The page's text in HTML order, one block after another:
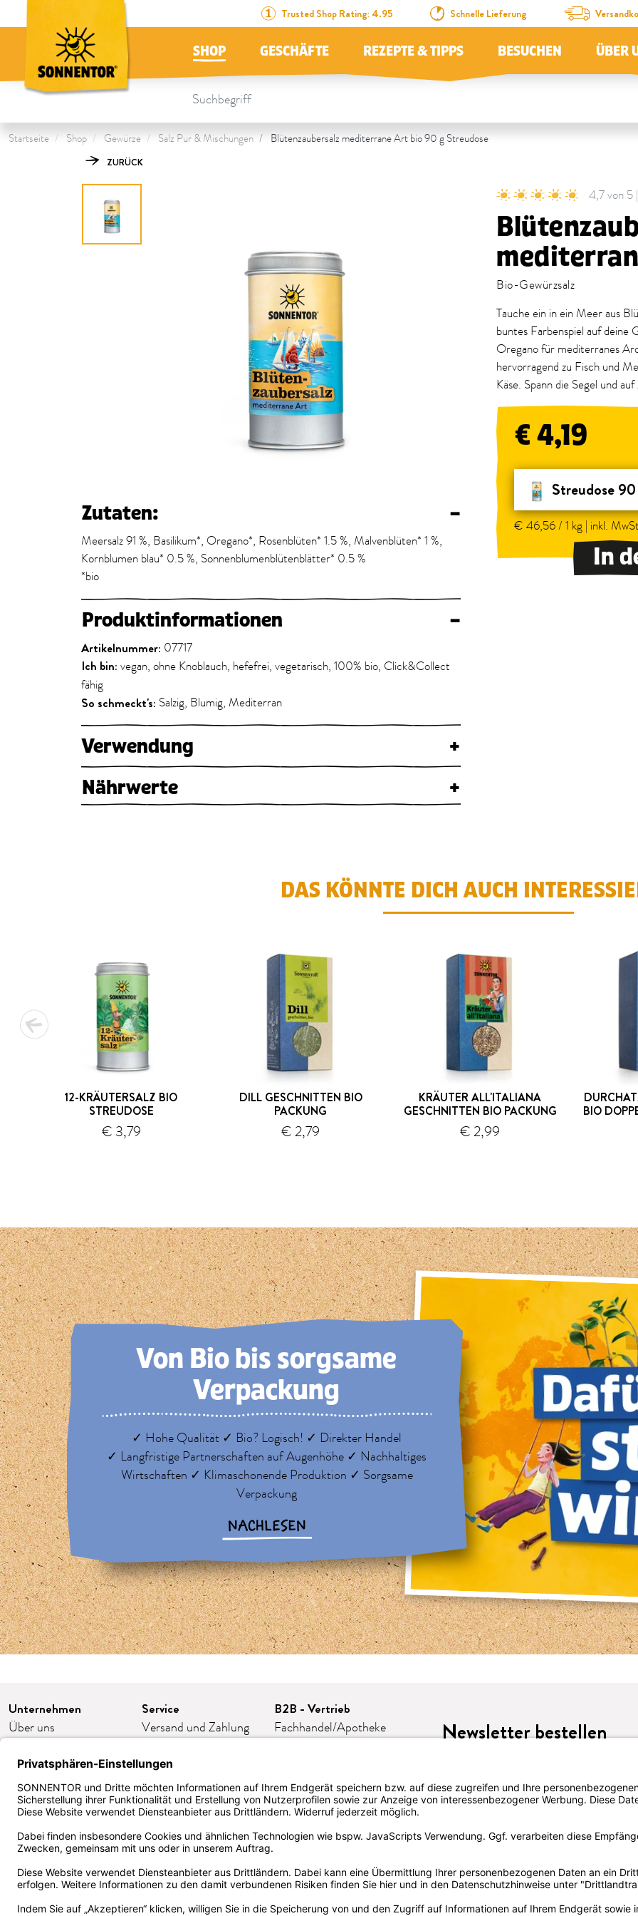
Direkt zum Inhalt
Zum Inhaltsverzeichnis
Direkt zum Menü Trusted Shop Rating: 4.95 Schnelle Lieferung
SHOP GESCHÄFTE REZEPTE & TIPPS BESUCHEN ÜBER
Table Of Content
Blütenzaubersalz mediterrane Art
Das könnte Dich auch interessieren
Startseite Shop Gewürze Salz Pur & Mischungen Blütenzaubersalz mediterrane Art bio 90 g Streudose
ZURÜCK
Zutaten: –
Meersalz 91 %, Basilikum*, Oregano*, Rosenblüten* 1.5 %, Malvenblüten* 1 %,
Kornblumen blau* 0.5 %, Sonnenblumenblütenblätter* 0.5 %
*bio
Produktinformationen –
Artikelnummer: 07717
Ich bin: vegan, ohne Knoblauch, hefefrei, vegetarisch, 100% bio, Click&Collect
fähig
So schmeckt's: Salzig, Blumig, Mediterran
Verwendung
+
Nährwerte
+
4,7 von 5
Bio-Gewürzsalz
Tauche ein in ein Meer aus
buntes Farbenspiel auf deine
Oregano für mediterranes
hervorragend zu Fisch und
Käse. Spann die Segel und
€ 4,19
Streudose
€ 46,56 / 1 kg | inkl.
In
DAS KÖNNTE DICH AUCH
12-KRÄUTERSALZ BIO
STREUDOSE
€ 3,79Versand
DILL GESCHNITTEN BIO
PACKUNG
€ 2,79Versand
KRÄUTER ALL'ITALIANA
GESCHNITTEN BIO PACKUNG
€ 2,99Versand
BIO
Von Bio bis sorg­same
Verpackung
✓ Hohe Qualität ✓ Bio? Logisch! ✓ Direkter Handel
✓ Langfristige Partnerschaften auf Augenhöhe ✓ Nachhaltiges
Wirtschaften ✓ Klimaschonende Produktion ✓ Sorgsame
Verpackung
NACHLESEN
Unternehmen
Über uns
Presse
Kooperationen
Impressum
Datenschutz
Barrierefreiheit
Service
Versand und Zahlung
Kontakt
AGB
Widerruf/Retoure
Cookie-Einstellungen
Kund:innen Klub
B2B - Vertrieb
Fachhandel/Apotheke
Firmengeschenke
Bestellplattform-
ORDERLION
Zertifikate
Newsletter bestellen